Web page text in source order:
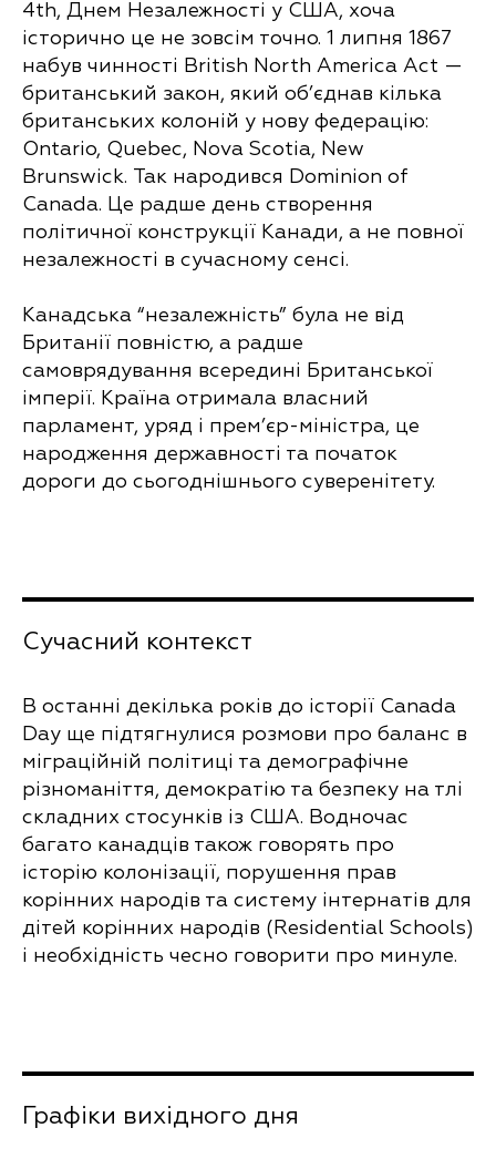
4th, Днем Незалежності у США, хоча
історично це не зовсім точно. 1 липня 1867
набув чинності British North America Act —
британський закон, який об’єднав кілька
британських колоній у нову федерацію:
Ontario, Quebec, Nova Scotia, New
Brunswick. Так народився Dominion of
Canada. Це радше день створення
політичної конструкції Канади, а не повної
незалежності в сучасному сенсі.
Канадська “незалежність” була не від
Британії повністю, а радше
самоврядування всередині Британської
імперії. Країна отримала власний
парламент, уряд і прем’єр-міністра, це
народження державності та початок
дороги до сьогоднішнього суверенітету.
Сучасний контекст
В останні декілька років до історії Canada
Day ще підтягнулися розмови про баланс в
міграційній політиці та демографічне
різноманіття, демократію та безпеку на тлі
складних стосунків із США. Водночас
багато канадців також говорять про
історію колонізації, порушення прав
корінних народів та систему інтернатів для
дітей корінних народів (Residential Schools)
і необхідність чесно говорити про минуле.
Графіки вихідного дня